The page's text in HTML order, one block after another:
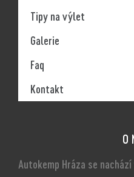
Tipy na výlet
Galerie
Faq
Kontakt
O
Autokemp Hráza se